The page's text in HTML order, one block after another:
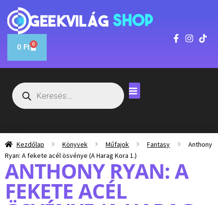
0 Ft 0
Kezdőlap Könyvek Műfajok Fantasy
Anthony
Ryan: A fekete acél ösvénye (A Harag Kora 1.)
ANTHONY RYAN: A
FEKETE ACÉL